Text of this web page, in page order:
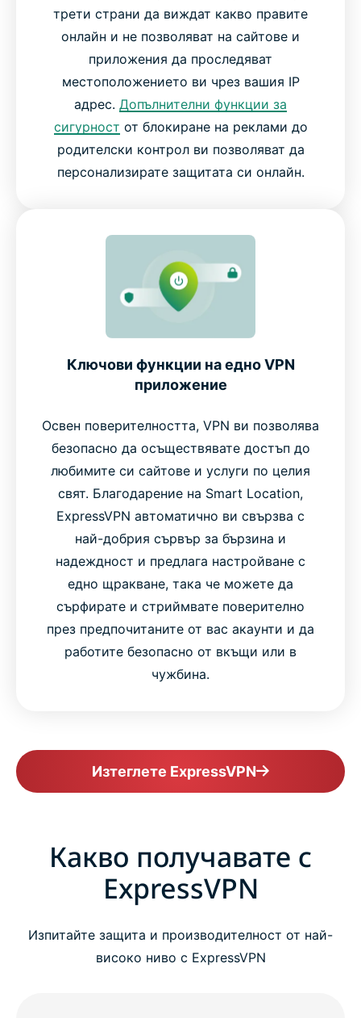
трети страни да виждат какво правите
онлайн и не позволяват на сайтове и
приложения да проследяват
местоположението ви чрез вашия IP
адрес. Допълнителни функции за
сигурност от блокиране на реклами до
родителски контрол ви позволяват да
персонализирате защитата си онлайн.
Ключови функции на едно VPN
приложение
Освен поверителността, VPN ви позволява
безопасно да осъществявате достъп до
любимите си сайтове и услуги по целия
свят. Благодарение на Smart Location,
ExpressVPN автоматично ви свързва с
най-добрия сървър за бързина и
надеждност и предлага настройване с
едно щракване, така че можете да
сърфирате и стриймвате поверително
през предпочитаните от вас акаунти и да
работите безопасно от вкъщи или в
чужбина.
Изтеглете ExpressVPN
Какво получавате с
ExpressVPN
Изпитайте защита и производителност от най-
високо ниво с ExpressVPN